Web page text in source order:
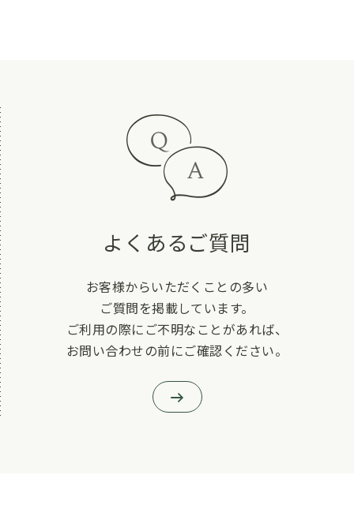
よくあるご質問
お客様からいただくことの多い
ご質問を掲載しています。
ご利用の際にご不明なことがあれば、
お問い合わせの前にご確認ください。